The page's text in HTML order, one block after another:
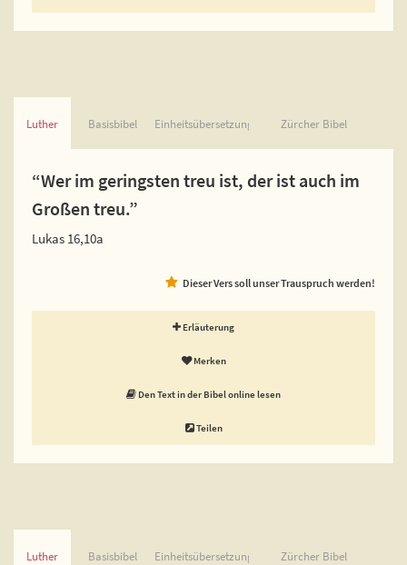
Luther Basisbibel Einheitsübersetzung Zürcher Bibel
“Wer im geringsten treu ist, der ist auch im
Großen treu.”
Lukas 16,10a
Dieser Vers soll unser Trauspruch werden!
Erläuterung
Merken
Den Text in der Bibel online lesen
Teilen
Luther Basisbibel Einheitsübersetzung Zürcher Bibel